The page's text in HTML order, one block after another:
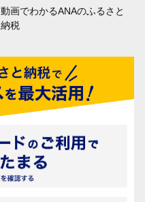
動画でわかるANAのふるさと
納税